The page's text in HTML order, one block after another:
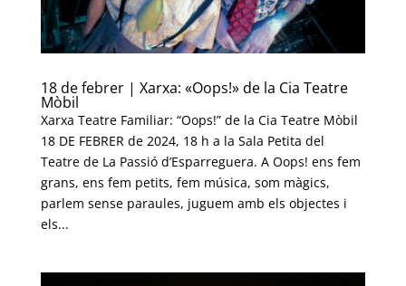
18 de febrer | Xarxa: «Oops!» de la Cia Teatre
Mòbil
Xarxa Teatre Familiar: “Oops!” de la Cia Teatre Mòbil
18 DE FEBRER de 2024, 18 h a la Sala Petita del
Teatre de La Passió d’Esparreguera. A Oops! ens fem
grans, ens fem petits, fem música, som màgics,
parlem sense paraules, juguem amb els objectes i
els...